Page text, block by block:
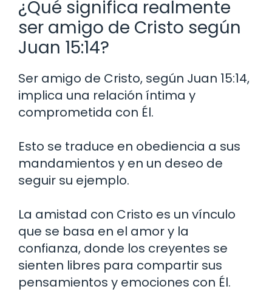
¿Qué significa realmente
ser amigo de Cristo según
Juan 15:14?
Ser amigo de Cristo, según Juan 15:14,
implica una relación íntima y
comprometida con Él.
Esto se traduce en obediencia a sus
mandamientos y en un deseo de
seguir su ejemplo.
La amistad con Cristo es un vínculo
que se basa en el amor y la
confianza, donde los creyentes se
sienten libres para compartir sus
pensamientos y emociones con Él.